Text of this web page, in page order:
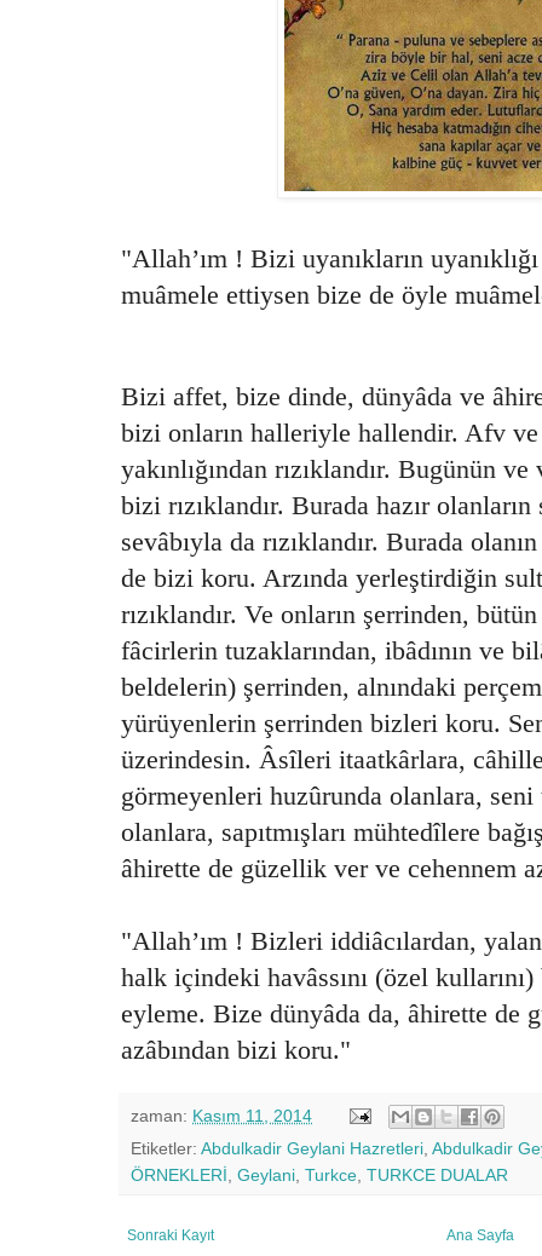
"Allah’ım ! Bizi uyanıkların
muâmele ettiysen bize de öyle
Bizi affet, bize dinde, dünyâda ve
bizi onların halleriyle hallendir. Afv
yakınlığından rızıklandır. Bugünün
bizi rızıklandır. Burada hazır
sevâbıyla da rızıklandır. Burada
de bizi koru. Arzında yerleştirdiğin
rızıklandır. Ve onların şerrinden,
fâcirlerin tuzaklarından, ibâdının ve
beldelerin) şerrinden, alnındaki
yürüyenlerin şerrinden bizleri koru.
üzerindesin. Âsîleri itaatkârlara,
görmeyenleri huzûrunda olanlara,
olanlara, sapıtmışları mühtedîlere
âhirette de güzellik ver ve cehennem
"Allah’ım ! Bizleri iddiâcılardan,
halk içindeki havâssını (özel
eyleme. Bize dünyâda da, âhirette de
azâbından bizi koru."
zaman: Kasım 11, 2014
Etiketler: Abdulkadir Geylani Hazretleri Abdulkadir
ÖRNEKLERİ Geylani Turkce TURKCE DUALAR
Sonraki Kayıt Ana Sayfa